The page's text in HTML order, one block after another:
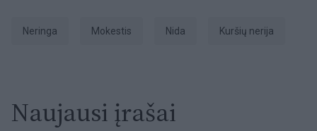
Neringa mokestis Nida Kuršių nerija
Naujausi įrašai